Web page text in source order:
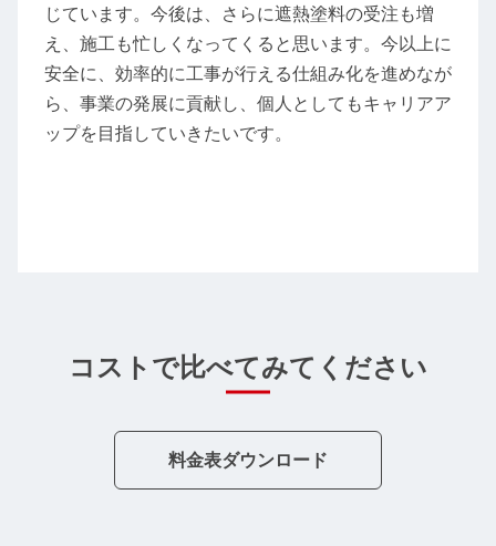
じています。今後は、さらに遮熱塗料の受注も増
え、施工も忙しくなってくると思います。今以上に
安全に、効率的に工事が行える仕組み化を進めなが
ら、事業の発展に貢献し、個人としてもキャリアア
ップを目指していきたいです。
コストで比べてみてください
料金表ダウンロード